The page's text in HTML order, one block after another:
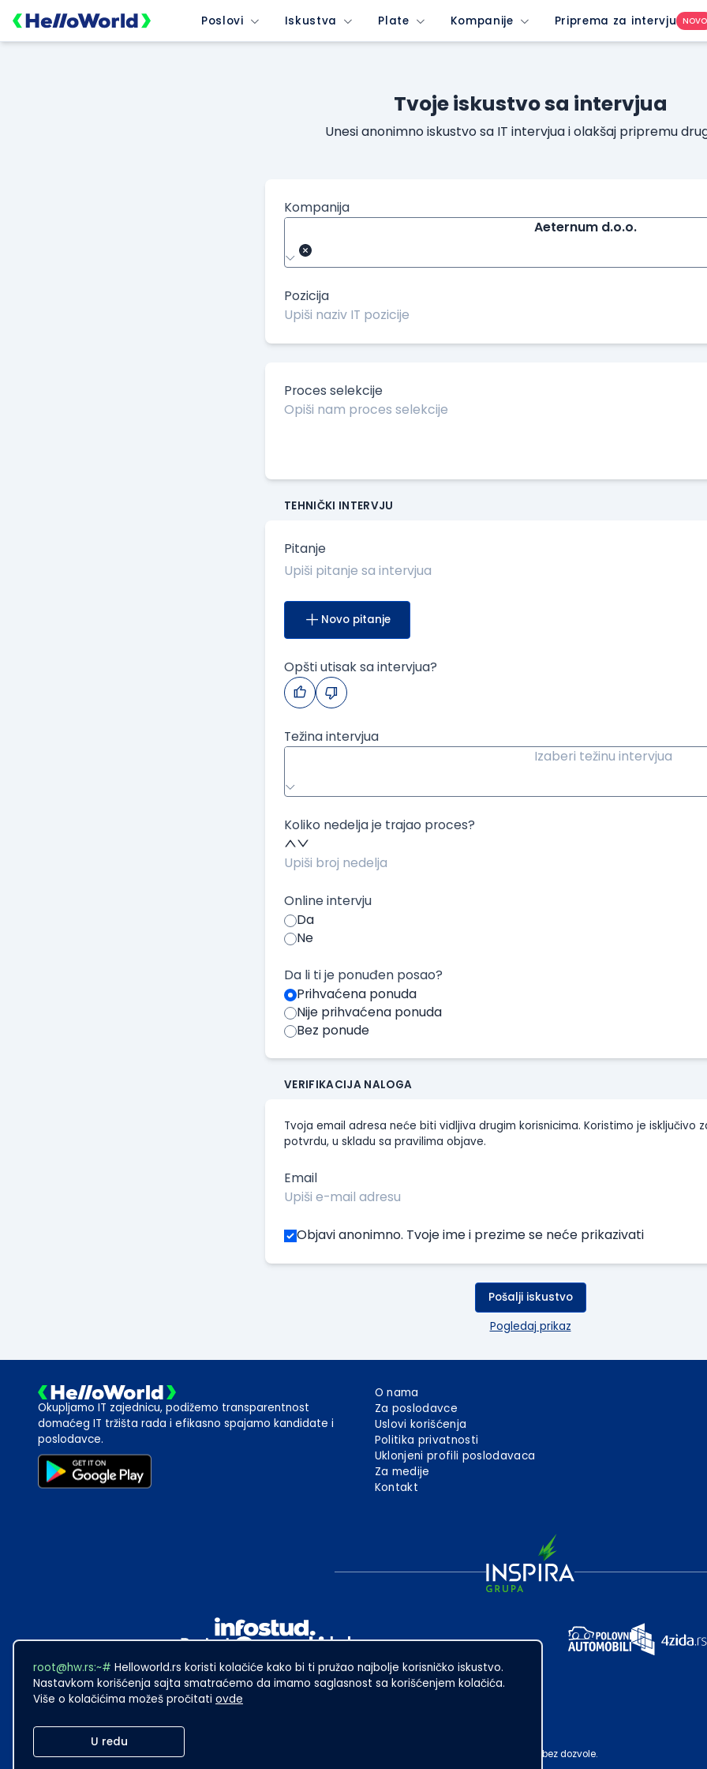
Poslovi Iskustva Plate Kompanije Priprema za intervju NOVO
Tvoje iskustvo sa intervjua
Unesi anonimno iskustvo sa IT intervjua i olakšaj pripremu
Kompanija
Aeternum d.o.o.
Pozicija
Proces selekcije
TEHNIČKI INTERVJU
Pitanje
Novo pitanje
Opšti utisak sa intervjua?
Težina intervjua
Izaberi težinu intervjua
Koliko nedelja je trajao proces?
Online intervju
Da
Ne
Da li ti je ponuđen posao?
Prihvaćena ponuda
Nije prihvaćena ponuda
Bez ponude
VERIFIKACIJA NALOGA
Tvoja email adresa neće biti vidljiva drugim korisnicima. Koristimo je isključivo
potvrdu, u skladu sa pravilima objave.
Email
Objavi anonimno. Tvoje ime i prezime se neće prikazivati
Pošalji iskustvo
Pogledaj prikaz
root@hw.rs:~# Helloworld.rs koristi kolačiće kako bi ti pružao najbolje korisničko iskustvo.
Nastavkom korišćenja sajta smatraćemo da imamo saglasnost sa korišćenjem kolačića.
Više o kolačićima možeš pročitati ovde
U redu
Okupljamo IT zajednicu, podižemo transparentnost
domaćeg IT tržišta rada i efikasno spajamo kandidate i
poslodavce.
O nama
Za poslodavce
Uslovi korišćenja
Politika privatnosti
Uklonjeni profili poslodavaca
Za medije
Kontakt
Made with
Sadržaj sajta Helloworld.rs je u vlasništvu Infostud rešenja d.o.o. Subotica. Zabranjeno je njegovo preuzimanje bez dozvole.